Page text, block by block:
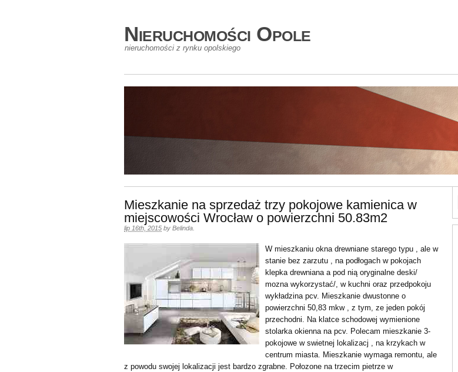
Nieruchomości Opole
nieruchomości z rynku opolskiego
Mieszkanie na sprzedaż trzy pokojowe kamienica w
miejscowości Wrocław o powierzchni 50.83m2
lip 16th, 2015 by Belinda
W mieszkaniu okna drewniane starego typu , ale w
stanie bez zarzutu , na podłogach w pokojach
klepka drewniana a pod nią oryginalne deski/
mozna wykorzystać/, w kuchni oraz przedpokoju
wykładzina pcv. Mieszkanie dwustonne o
powierzchni 50,83 mkw , z tym, ze jeden pokój
przechodni. Na klatce schodowej wymienione
stolarka okienna na pcv. Polecam mieszkanie 3-
pokojowe w swietnej lokalizacj , na krzykach w
centrum miasta. Mieszkanie wymaga remontu, ale
z powodu swojej lokalizacji jest bardzo zgrabne. Połozone na trzecim pietrze w